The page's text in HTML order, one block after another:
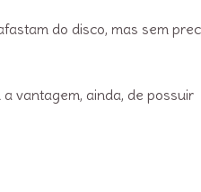
do disco, mas sem
vantagem, ainda, de possuir